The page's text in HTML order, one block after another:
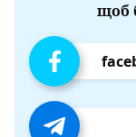
щоб